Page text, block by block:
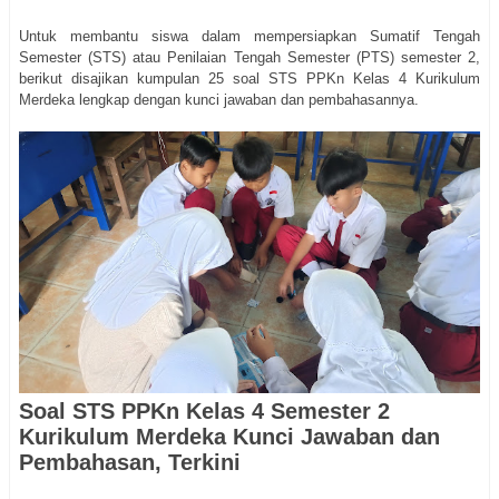
Untuk membantu siswa dalam mempersiapkan Sumatif Tengah
Semester (STS) atau Penilaian Tengah Semester (PTS) semester 2,
berikut disajikan kumpulan 25 soal STS PPKn Kelas 4 Kurikulum
Merdeka lengkap dengan kunci jawaban dan pembahasannya.
Soal STS PPKn Kelas 4 Semester 2
Kurikulum Merdeka Kunci Jawaban dan
Pembahasan, Terkini